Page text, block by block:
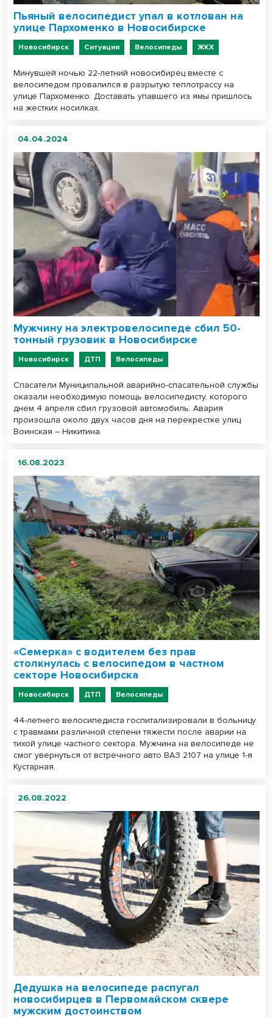
Пьяный велосипедист упал в котлован на
улице Пархоменко в Новосибирске
Новосибирск Ситуация Велосипеды ЖКХ
Минувшей ночью 22-летний новосибирец вместе с
велосипедом провалился в разрытую теплотрассу на
улице Пархоменко. Доставать упавшего из ямы пришлось
на жестких носилках.
04.04.2024
Мужчину на электровелосипеде сбил 50-
тонный грузовик в Новосибирске
Новосибирск ДТП Велосипеды
Спасатели Муниципальной аварийно-спасательной службы
оказали необходимую помощь велосипедисту, которого
днем 4 апреля сбил грузовой автомобиль. Авария
произошла около двух часов дня на перекрестке улиц
Воинская – Никитина.
16.08.2023
«Семерка» с водителем без прав
столкнулась с велосипедом в частном
секторе Новосибирска
Новосибирск ДТП Велосипеды
44-летнего велосипедиста госпитализировали в больницу
с травмами различной степени тяжести после аварии на
тихой улице частного сектора. Мужчина на велосипеде не
смог увернуться от встречного авто ВАЗ 2107 на улице 1-я
Кустарная.
26.08.2022
Дедушка на велосипеде распугал
новосибирцев в Первомайском сквере
мужским достоинством